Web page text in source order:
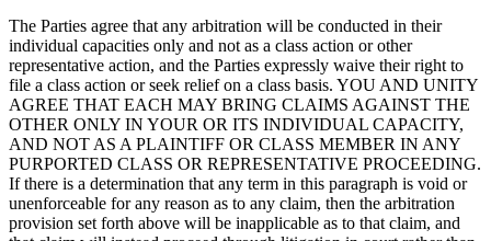
The Parties agree that any arbitration will be conducted in their
individual capacities only and not as a class action or other
representative action, and the Parties expressly waive their right to
file a class action or seek relief on a class basis. YOU AND UNITY
AGREE THAT EACH MAY BRING CLAIMS AGAINST THE
OTHER ONLY IN YOUR OR ITS INDIVIDUAL CAPACITY,
AND NOT AS A PLAINTIFF OR CLASS MEMBER IN ANY
PURPORTED CLASS OR REPRESENTATIVE PROCEEDING.
If there is a determination that any term in this paragraph is void or
unenforceable for any reason as to any claim, then the arbitration
provision set forth above will be inapplicable as to that claim, and